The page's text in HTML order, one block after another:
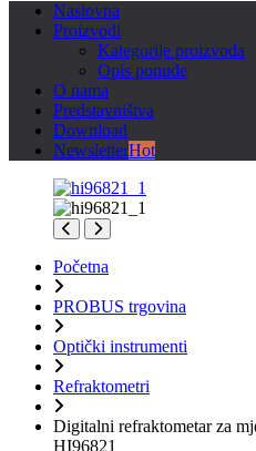
Naslovna
Proizvodi
Kategorije proizvoda
Opis ponude
O nama
Predstavništva
Download
NewsletterHot
Početna
PROBUS trgovina
Optički instrumenti
Refraktometri
Digitalni refraktometar za
HI96821